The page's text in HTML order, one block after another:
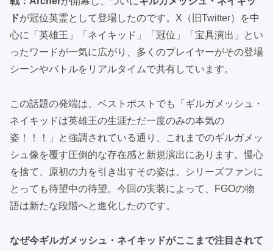
ドが冠位英霊として登場したのです。X（旧Twitter）を中
心に「英雄王」「ネイキッド」「冠位」「宝具演出」とい
ったワードが一気に広がり、多くのプレイヤーがその登場
シーンやバトルをリアルタイムで共有しています。
この話題の発端は、ベストポストでも「ギルガメッシュ・
ネイキッドは英雄王の生涯ただ一度のみの本気の
姿！！！」と強調されている通り、これまでのギルガメッ
シュ像を覆す圧倒的な存在感と新規演出にあります。慢心
を捨て、原初の力を引き出すその姿は、シリーズファンに
とっても待望中の待望。今回の実装によって、FGOの物
語は新たな段階へと進化したのです。
なぜ今ギルガメッシュ・ネイキッドがここまで注目されて